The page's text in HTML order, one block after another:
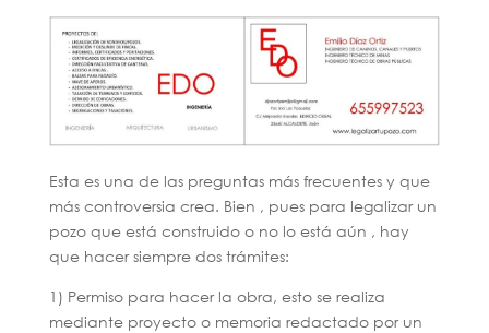
Esta es una de las preguntas más frecuentes y que
más controversia crea. Bien , pues para legalizar un
pozo que está construido o no lo está aún , hay
que hacer siempre dos trámites:
1) Permiso para hacer la obra, esto se realiza
mediante proyecto o memoria redactado por un